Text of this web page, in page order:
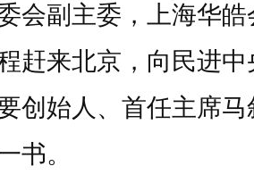
会副主委，上海华
赶来北京，向民进
始人、首任主席马
书。